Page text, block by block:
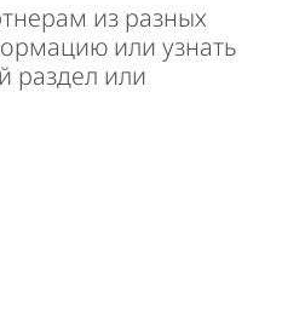
из разных
или узнать
раздел или